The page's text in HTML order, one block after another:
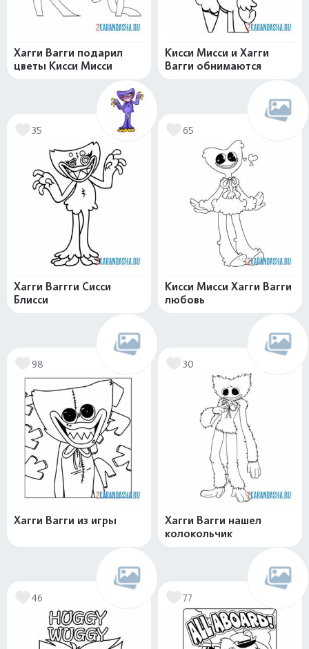
Хагги Вагги подарил
цветы Кисси Мисси
Кисси Мисси и Хагги
Вагги обнимаются
35
Хагги Ваггги Сисси
Блисси
65
Кисси Мисси Хагги Вагги
любовь
98
Хагги Вагги из игры
30
Хагги Вагги нашел
колокольчик
46 77